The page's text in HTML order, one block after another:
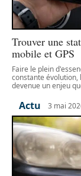
Trouver une
mobile et GPS
Faire le plein
constante
devenue un enjeu
Actu 3 mai